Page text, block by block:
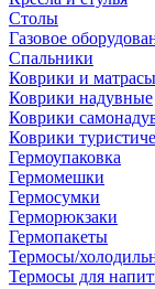
Столы
Газовое
Спальники
Коврики и матрасы
Коврики надувные
Коврики
Коврики
Гермоупаковка
Гермомешки
Гермосумки
Герморюкзаки
Гермопакеты
Термосы/
Термосы для